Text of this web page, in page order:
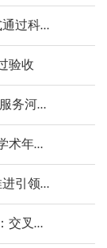
全国第7家！国家超级计算郑州中心正式通过科技部验收
验收
【河南政府网】霍金花：发挥超算优势 服务河南发展
【河南卫视】第十六届全国高性能计算学术年会在郑州召开
【河南卫视】安全第一 质量为先 高效推进引领型重点项目建设
【重点项目看进度】国家超算郑州中心：交叉作业 协调推进